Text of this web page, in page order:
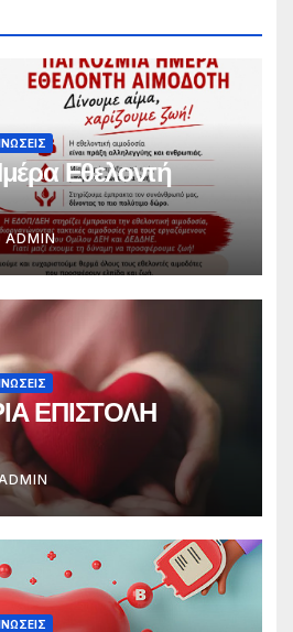
Εθελοντή
ADMIN
ΕΠΙΣΤΟΛΗ